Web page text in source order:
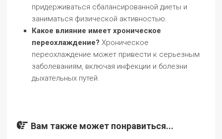
придерживаться сбалансированной диеты и
заниматься физической активностью.
Какое влияние имеет хроническое
переохлаждение? Хроническое
переохлаждение может привести к серьезным
заболеваниям, включая инфекции и болезни
дыхательных путей.
Вам также может понравиться...